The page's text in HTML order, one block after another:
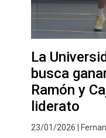
La
busca
Ramón y
liderato
23/01/2026 |